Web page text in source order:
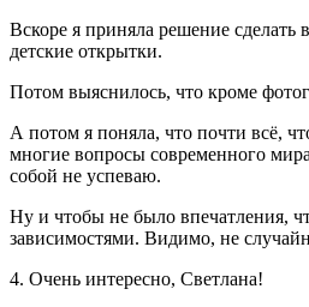
Вскоре я приняла решение
детские открытки.
Потом выяснилось, что кроме
А потом я поняла, что почти всё,
многие вопросы современного
собой не успеваю.
Ну и чтобы не было впечатления,
зависимостями. Видимо, не
4. Очень интересно, Светлана!